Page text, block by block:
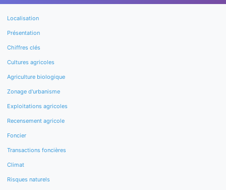
Localisation
Présentation
Chiffres clés
Cultures agricoles
Agriculture biologique
Zonage d'urbanisme
Exploitations agricoles
Recensement agricole
Foncier
Transactions foncières
Climat
Risques naturels